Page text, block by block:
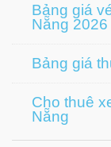
Bảng giá
Nẵng 2026
Bảng giá
Cho thuê
Nẵng